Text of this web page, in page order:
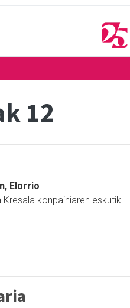
12
Elorrio
Kresala konpainiaren eskutik.